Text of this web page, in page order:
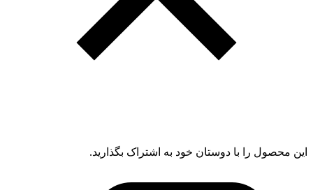
این محصول را با دوستان خود به اشتراک بگذارید.